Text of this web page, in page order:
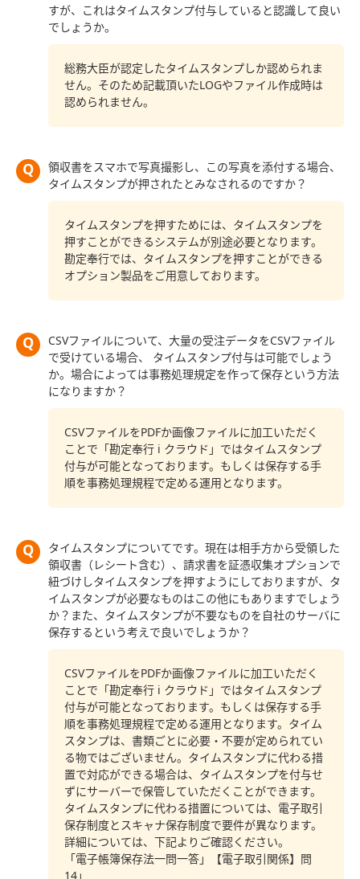
すが、これはタイムスタンプ付与していると認識して良い
でしょうか。
総務大臣が認定したタイムスタンプしか認められま
せん。そのため記載頂いたLOGやファイル作成時は
認められません。
領収書をスマホで写真撮影し、この写真を添付する場合、
タイムスタンプが押されたとみなされるのですか？
タイムスタンプを押すためには、タイムスタンプを
押すことができるシステムが別途必要となります。
勘定奉行では、タイムスタンプを押すことができる
オプション製品をご用意しております。
CSVファイルについて、大量の受注データをCSVファイル
で受けている場合、 タイムスタンプ付与は可能でしょう
か。場合によっては事務処理規定を作って保存という方法
になりますか？
CSVファイルをPDFか画像ファイルに加工いただく
ことで「勘定奉行 i クラウド」ではタイムスタンプ
付与が可能となっております。もしくは保存する手
順を事務処理規程で定める運用となります。
タイムスタンプについてです。現在は相手方から受領した
領収書（レシート含む）、請求書を証憑収集オプションで
紐づけしタイムスタンプを押すようにしておりますが、タ
イムスタンプが必要なものはこの他にもありますでしょう
か？また、タイムスタンプが不要なものを自社のサーバに
保存するという考えで良いでしょうか？
CSVファイルをPDFか画像ファイルに加工いただく
ことで「勘定奉行 i クラウド」ではタイムスタンプ
付与が可能となっております。もしくは保存する手
順を事務処理規程で定める運用となります。タイム
スタンプは、書類ごとに必要・不要が定められてい
る物ではございません。タイムスタンプに代わる措
置で対応ができる場合は、タイムスタンプを付与せ
ずにサーバーで保管していただくことができます。
タイムスタンプに代わる措置については、電子取引
保存制度とスキャナ保存制度で要件が異なります。
詳細については、下記よりご確認ください。
「電子帳簿保存法一問一答」【電子取引関係】問
14」